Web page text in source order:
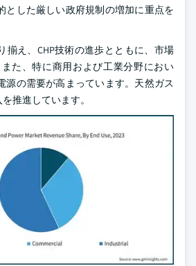
とした厳しい政府規制の増加に重点を
揃え、CHP技術の進歩とともに、市場
た、特に商用および工業分野におい
源の需要が高まっています。天然ガス
推進しています。